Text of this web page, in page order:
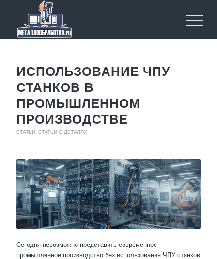
ИСПОЛЬЗОВАНИЕ ЧПУ
СТАНКОВ В
ПРОМЫШЛЕННОМ
ПРОИЗВОДСТВЕ
СТАТЬИ, СТАТЬИ О ДЕТАЛЯХ
Сегодня невозможно представить современное
промышленное производство без использования ЧПУ станков